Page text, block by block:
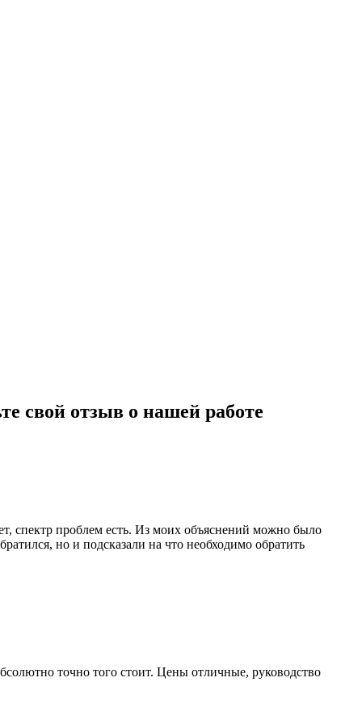
свой отзыв о нашей работе
спектр проблем есть. Из моих объяснений можно было
но и подсказали на что необходимо обратить
точно того стоит. Цены отличные, руководство